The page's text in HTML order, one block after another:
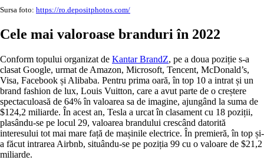
Sursa foto: https://ro.depositphotos.com/
Cele mai valoroase branduri în 2022
Conform topului organizat de Kantar BrandZ, pe a doua poziție s-a
clasat Google, urmat de Amazon, Microsoft, Tencent, McDonald’s,
Visa, Facebook și Alibaba. Pentru prima oară, în top 10 a intrat și un
brand fashion de lux, Louis Vuitton, care a avut parte de o creștere
spectaculoasă de 64% în valoarea sa de imagine, ajungând la suma de
$124,2 miliarde. În acest an, Tesla a urcat în clasament cu 18 poziții,
plasându-se pe locul 29, valoarea brandului crescând datorită
interesului tot mai mare față de mașinile electrice. În premieră, în top și-
a făcut intrarea Airbnb, situându-se pe poziția 99 cu o valoare de $21,2
miliarde.